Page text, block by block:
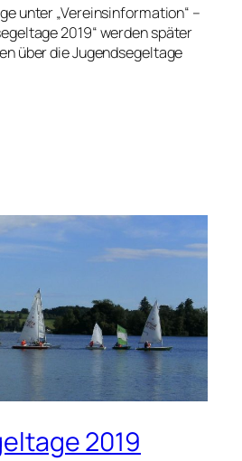
unter „Vereinsinformation“ –
2019“ werden später
über die Jugendsegeltage
2019